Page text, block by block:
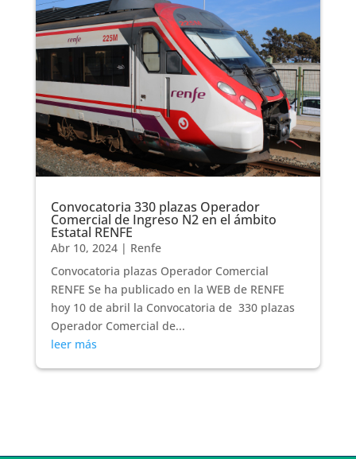
Convocatoria 330 plazas Operador
Comercial de Ingreso N2 en el ámbito
Estatal RENFE
Abr 10, 2024| Renfe
Convocatoria plazas Operador Comercial
RENFE Se ha publicado en la WEB de RENFE
hoy 10 de abril la Convocatoria de 330 plazas
Operador Comercial de...
leer más